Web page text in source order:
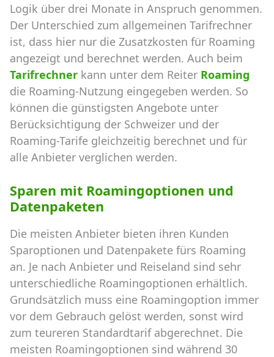
Logik über drei Monate in Anspruch genommen.
Der Unterschied zum allgemeinen Tarifrechner
ist, dass hier nur die Zusatzkosten für Roaming
angezeigt und berechnet werden. Auch beim
Tarifrechner kann unter dem Reiter Roaming
die Roaming-Nutzung eingegeben werden. So
können die günstigsten Angebote unter
Berücksichtigung der Schweizer und der
Roaming-Tarife gleichzeitig berechnet und für
alle Anbieter verglichen werden.
Sparen mit Roamingoptionen und
Datenpaketen
Die meisten Anbieter bieten ihren Kunden
Sparoptionen und Datenpakete fürs Roaming
an. Je nach Anbieter und Reiseland sind sehr
unterschiedliche Roamingoptionen erhältlich.
Grundsätzlich muss eine Roamingoption immer
vor dem Gebrauch gelöst werden, sonst wird
zum teureren Standardtarif abgerechnet. Die
meisten Roamingoptionen sind während 30